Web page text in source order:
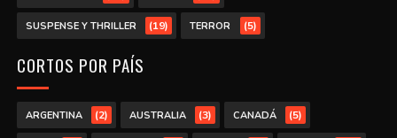
SUSPENSE Y THRILLER (19) TERROR (5)
CORTOS POR PAÍS
ARGENTINA (2) AUSTRALIA (3) CANADÁ (5)